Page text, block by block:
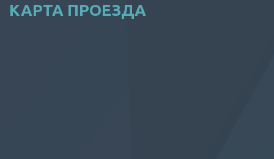
КАРТА ПРОЕЗДА